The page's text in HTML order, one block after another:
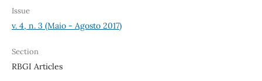
Issue
v. 4, n. 3 (Maio - Agosto 2017)
Section
RBGI Articles